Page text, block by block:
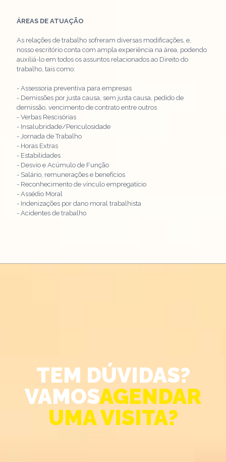
ÁREAS DE ATUAÇÃO
As relações de trabalho sofreram diversas modificações, e,
nosso escritório conta com ampla experiência na área, podendo
auxiliá-lo em todos os assuntos relacionados ao Direito do
trabalho, tais como:
- Assessoria preventiva para empresas
- Demissões por justa causa, sem justa causa, pedido de
demissão, vencimento de contrato entre outros
- Verbas Rescisórias
- Insalubridade/Periculosidade
- Jornada de Trabalho
- Horas Extras
- Estabilidades
- Desvio e Acúmulo de Função
- Salário, remunerações e benefícios
- Reconhecimento de vínculo empregatício
- Assédio Moral
- Indenizações por dano moral trabalhista
- Acidentes de trabalho
TEM DÚVIDAS?
VAMOSAGENDAR
UMA VISITA?